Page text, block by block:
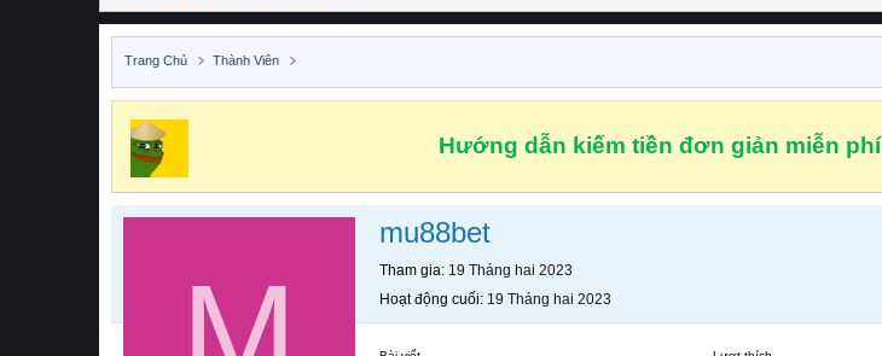
Trang Chủ Thành Viên
Hướng dẫn kiếm tiền đơn giản miễn phí
mu88bet
Tham gia 19 Tháng hai 2023
Hoạt động cuối 19 Tháng hai 2023